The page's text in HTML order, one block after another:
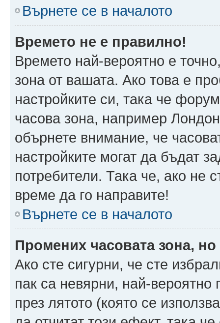
Върнете се в началото
Времето не е правилно!
Времето най-вероятно е
зона от вашата. Ако това е
настройките си, така че
часова зона, например
обърнете внимание, че
настройките могат да бъдат
потребители. Така че, ако не
време да го направите!
Върнете се в началото
Промених часовата зона,
Ако сте сигурни, че сте
пак са невярни, най-
през лятото (която се